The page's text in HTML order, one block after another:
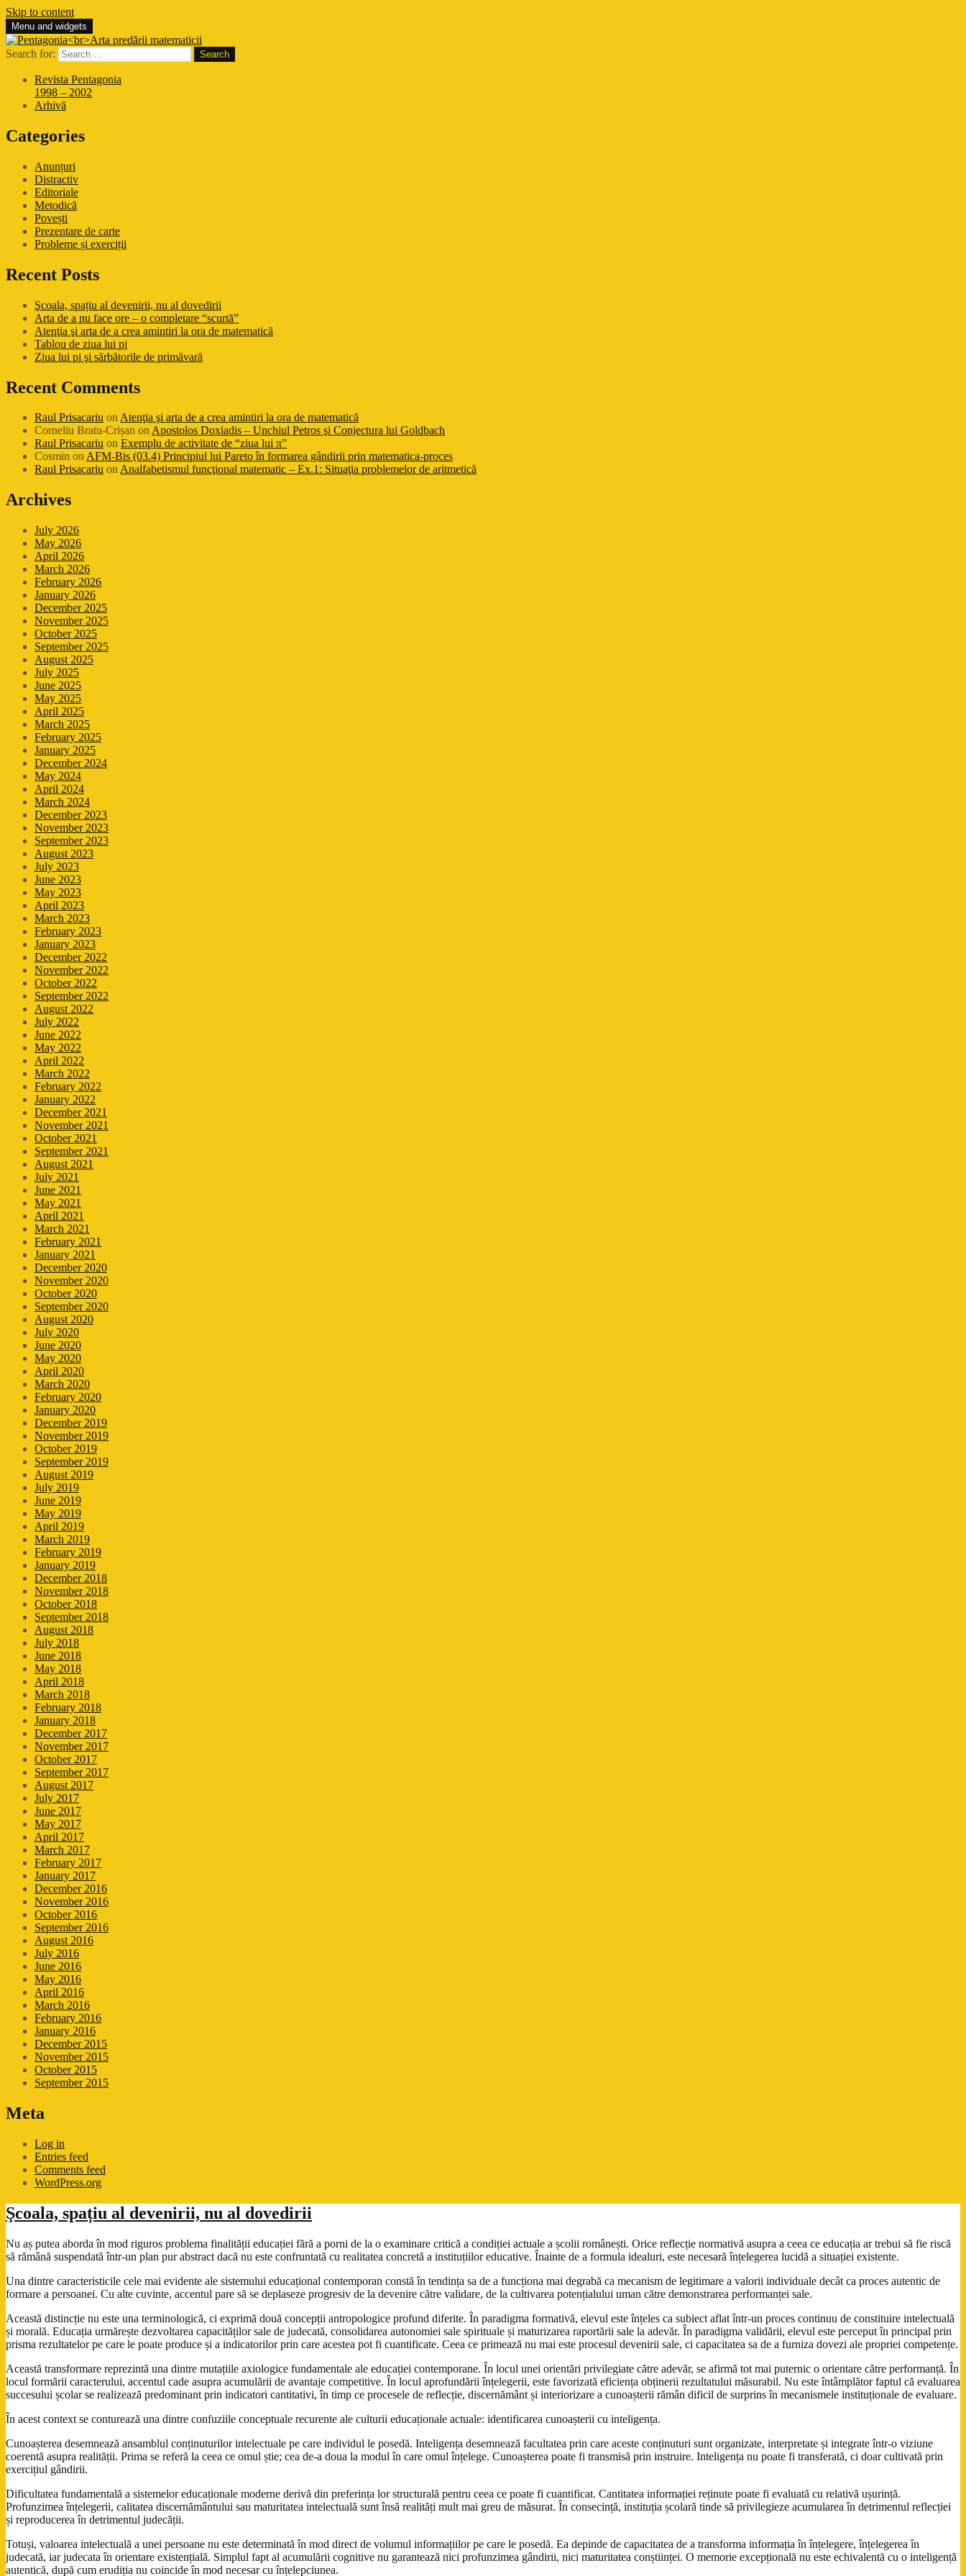
Skip to content
Pentagonia
Arta predării matematicii
Menu and widgets
Search for:
Revista Pentagonia
1998 – 2002
Arhivă
Categories
Anunțuri
Distractiv
Editoriale
Metodică
Povești
Prezentare de carte
Probleme și exerciții
Recent Posts
Şcoala, spațiu al devenirii, nu al dovedirii
Arta de a nu face ore – o completare “scurtă”
Atenţia şi arta de a crea amintiri la ora de matematică
Tablou de ziua lui pi
Ziua lui pi şi sărbătorile de primăvară
Recent Comments
Raul Prisacariu onAtenţia şi arta de a crea amintiri la ora de matematică
Corneliu Bratu-Crișan onApostolos Doxiadis – Unchiul Petros şi Conjectura lui Goldbach
Raul Prisacariu on Exemplu de activitate de “ziua lui π”
Cosmin onAFM-Bis (03.4) Principiul lui Pareto în formarea gândirii prin matematica-proces
Raul Prisacariu onAnalfabetismul funcţional matematic – Ex.1: Situaţia problemelor de aritmetică
Archives
July 2026
May 2026
April 2026
March 2026
February 2026
January 2026
December 2025
November 2025
October 2025
September 2025
August 2025
July 2025
June 2025
May 2025
April 2025
March 2025
February 2025
January 2025
December 2024
May 2024
April 2024
March 2024
December 2023
November 2023
September 2023
August 2023
July 2023
June 2023
May 2023
April 2023
March 2023
February 2023
January 2023
December 2022
November 2022
October 2022
September 2022
August 2022
July 2022
June 2022
May 2022
April 2022
March 2022
February 2022
January 2022
December 2021
November 2021
October 2021
September 2021
August 2021
July 2021
June 2021
May 2021
April 2021
March 2021
February 2021
January 2021
December 2020
November 2020
October 2020
September 2020
August 2020
July 2020
June 2020
May 2020
April 2020
March 2020
February 2020
January 2020
December 2019
November 2019
October 2019
September 2019
August 2019
July 2019
June 2019
May 2019
April 2019
March 2019
February 2019
January 2019
December 2018
November 2018
October 2018
September 2018
August 2018
July 2018
June 2018
May 2018
April 2018
March 2018
February 2018
January 2018
December 2017
November 2017
October 2017
September 2017
August 2017
July 2017
June 2017
May 2017
April 2017
March 2017
February 2017
January 2017
December 2016
November 2016
October 2016
September 2016
August 2016
July 2016
June 2016
May 2016
April 2016
March 2016
February 2016
January 2016
December 2015
November 2015
October 2015
September 2015
Meta
Log in
Entries feed
Comments feed
WordPress.org
Şcoala, spațiu al devenirii, nu al dovedirii
Nu aș putea aborda în mod riguros problema finalității educației fără a porni de la o examinare critică a condiției actuale a școlii românești. Orice reflecție normativă asupra a ceea ce educația ar trebui să fie riscă
să rămână suspendată într-un plan pur abstract dacă nu este confruntată cu realitatea concretă a instituțiilor educative. Înainte de a formula idealuri, este necesară înțelegerea lucidă a situației existente.
Una dintre caracteristicile cele mai evidente ale sistemului educațional contemporan constă în tendința sa de a funcționa mai degrabă ca mecanism de legitimare a valorii individuale decât ca proces autentic de
formare a persoanei. Cu alte cuvinte, accentul pare să se deplaseze progresiv de la devenire către validare, de la cultivarea potențialului uman către demonstrarea performanței sale.
Această distincție nu este una terminologică, ci exprimă două concepții antropologice profund diferite. În paradigma formativă, elevul este înțeles ca subiect aflat într-un proces continuu de constituire intelectuală
și morală. Educația urmărește dezvoltarea capacităților sale de judecată, consolidarea autonomiei sale spirituale și maturizarea raportării sale la adevăr. În paradigma validării, elevul este perceput în principal prin
prisma rezultatelor pe care le poate produce și a indicatorilor prin care acestea pot fi cuantificate. Ceea ce primează nu mai este procesul devenirii sale, ci capacitatea sa de a furniza dovezi ale propriei competențe.
Această transformare reprezintă una dintre mutațiile axiologice fundamentale ale educației contemporane. În locul unei orientări privilegiate către adevăr, se afirmă tot mai puternic o orientare către performanță. În
locul formării caracterului, accentul cade asupra acumulării de avantaje competitive. În locul aprofundării înțelegerii, este favorizată eficiența obținerii rezultatului măsurabil. Nu este întâmplător faptul că evaluarea
succesului școlar se realizează predominant prin indicatori cantitativi, în timp ce procesele de reflecție, discernământ și interiorizare a cunoașterii rămân dificil de surprins în mecanismele instituționale de evaluare.
În acest context se conturează una dintre confuziile conceptuale recurente ale culturii educaționale actuale: identificarea cunoașterii cu inteligența.
Cunoașterea desemnează ansamblul conținuturilor intelectuale pe care individul le posedă. Inteligența desemnează facultatea prin care aceste conținuturi sunt organizate, interpretate și integrate într-o viziune
coerentă asupra realității. Prima se referă la ceea ce omul știe; cea de-a doua la modul în care omul înțelege. Cunoașterea poate fi transmisă prin instruire. Inteligența nu poate fi transferată, ci doar cultivată prin
exercițiul gândirii.
Dificultatea fundamentală a sistemelor educaționale moderne derivă din preferința lor structurală pentru ceea ce poate fi cuantificat. Cantitatea informației reținute poate fi evaluată cu relativă ușurință.
Profunzimea înțelegerii, calitatea discernământului sau maturitatea intelectuală sunt însă realități mult mai greu de măsurat. În consecință, instituția școlară tinde să privilegieze acumularea în detrimentul reflecției
și reproducerea în detrimentul judecății.
Totuși, valoarea intelectuală a unei persoane nu este determinată în mod direct de volumul informațiilor pe care le posedă. Ea depinde de capacitatea de a transforma informația în înțelegere, înțelegerea în
judecată, iar judecata în orientare existențială. Simplul fapt al acumulării cognitive nu garantează nici profunzimea gândirii, nici maturitatea conștiinței. O memorie excepțională nu este echivalentă cu o inteligență
autentică, după cum erudiția nu coincide în mod necesar cu înțelepciunea.